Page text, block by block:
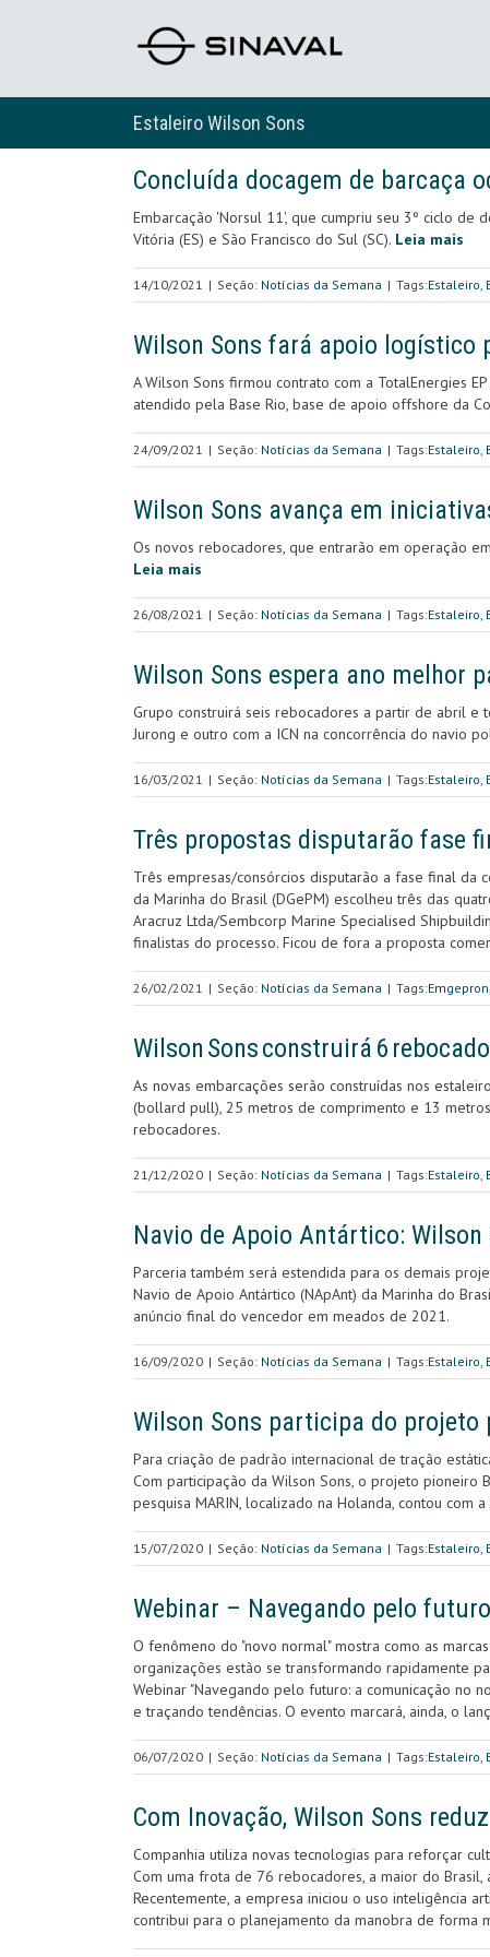
Estaleiro Wilson Sons
Concluída docagem de barcaça
Embarcação 'Norsul 11', que cumpriu seu 3º ciclo
Vitória (ES) e São Francisco do Sul (SC). Leia mais
14/10/2021 | Seção: Notícias da Semana | Tags:Estaleiro,
Wilson Sons fará apoio logístico
A Wilson Sons firmou contrato com a TotalEnergies
atendido pela Base Rio, base de apoio offshore da
24/09/2021 | Seção: Notícias da Semana | Tags:Estaleiro,
Wilson Sons avança em
Os novos rebocadores, que entrarão em operação
Leia mais
26/08/2021 | Seção: Notícias da Semana | Tags:Estaleiro,
Wilson Sons espera ano melhor
Grupo construirá seis rebocadores a partir de abril e
Jurong e outro com a ICN na concorrência do navio
16/03/2021 | Seção: Notícias da Semana | Tags:Estaleiro,
Três propostas disputarão fase
Três empresas/consórcios disputarão a fase final da
da Marinha do Brasil (DGePM) escolheu três das
Aracruz Ltda/Sembcorp Marine Specialised
finalistas do processo. Ficou de fora a proposta
26/02/2021 | Seção: Notícias da Semana | Tags:Emgepron,
Wilson Sons construirá 6
As novas embarcações serão construídas nos
(bollard pull), 25 metros de comprimento e 13
rebocadores.
21/12/2020 | Seção: Notícias da Semana | Tags:Estaleiro,
Navio de Apoio Antártico:
Parceria também será estendida para os demais
Navio de Apoio Antártico (NApAnt) da Marinha do
anúncio final do vencedor em meados de 2021.
16/09/2020 | Seção: Notícias da Semana | Tags:Estaleiro,
Wilson Sons participa do
Para criação de padrão internacional de tração
Com participação da Wilson Sons, o projeto
pesquisa MARIN, localizado na Holanda, contou
15/07/2020 | Seção: Notícias da Semana | Tags:Estaleiro,
Webinar – Navegando pelo
O fenômeno do "novo normal" mostra como as
organizações estão se transformando rapidamente
Webinar "Navegando pelo futuro: a comunicação no
e traçando tendências. O evento marcará, ainda, o
06/07/2020 | Seção: Notícias da Semana | Tags:Estaleiro,
Com Inovação, Wilson Sons
Companhia utiliza novas tecnologias para reforçar
Com uma frota de 76 rebocadores, a maior do
Recentemente, a empresa iniciou o uso inteligência
contribui para o planejamento da manobra de forma